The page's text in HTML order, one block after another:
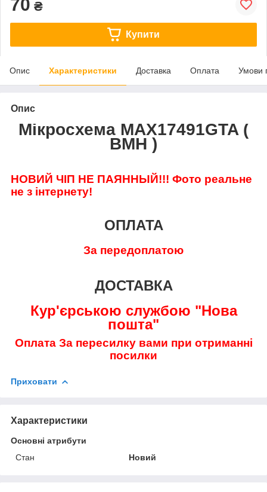
70 ₴
Купити
Опис Характеристики Доставка Оплата Умови
Опис
Мікросхема MAX17491GTA (
BMH )
НОВИЙ ЧІП НЕ ПАЯННЫЙ!!! Фото реальне
не з інтернету!
ОПЛАТА
За передоплатою
ДОСТАВКА
Кур'єрською службою "Нова
пошта"
Оплата За пересилку вами при отриманні
посилки
Приховати
Характеристики
Основні атрибути
Стан
Новий